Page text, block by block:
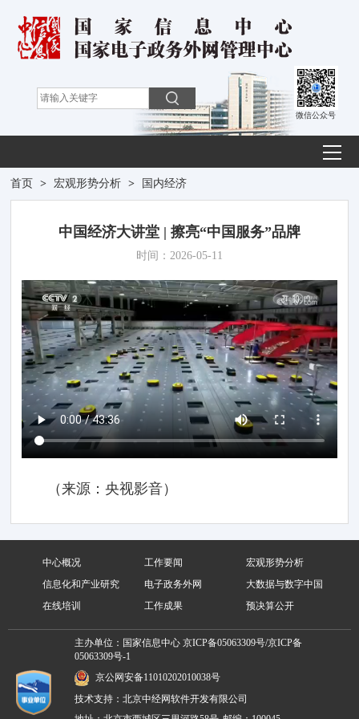
微信公众号
首页 > 宏观形势分析 > 国内经济
中国经济大讲堂 | 擦亮“中国服务”品牌
时间：2026-05-11
（来源：央视影音）
中心概况 工作要闻
宏观形势分析
信息化和产业研究
电子政务外网
大数据与数字中国
在线培训
工作成果 预决算公开
主办单位：国家信息中心京ICP备05063309号/京ICP备
05063309号-1
京公网安备11010202010038号
技术支持：北京中经网软件开发有限公司